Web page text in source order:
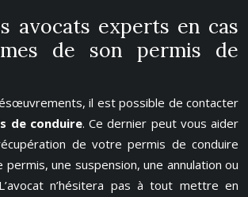
avocats experts en cas
de son permis de
il est possible de contacter
de conduire. Ce dernier peut vous aider
de votre permis de conduire
une suspension, une annulation ou
n’hésitera pas à tout mettre en